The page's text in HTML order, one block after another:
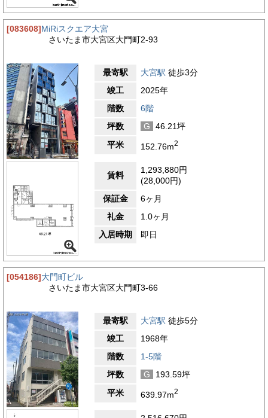
[083608]MiRiスクエア大宮
さいたま市大宮区大門町2-93
最寄駅 大宮駅 徒歩3分
竣工
2025年
階数
6階
坪数
G
46.21坪
平米
152.76m2
賃料
1,293,880円
(28,000円)
保証金
6ヶ月
礼金
1.0ヶ月
入居時期
即日
[054186]大門町ビル
さいたま市大宮区大門町3-66
最寄駅 大宮駅 徒歩5分
竣工
1968年
階数
1-5階
坪数
G
193.59坪
平米
639.97m2